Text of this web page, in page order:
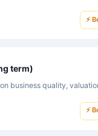
⚡
term)
business quality,
⚡